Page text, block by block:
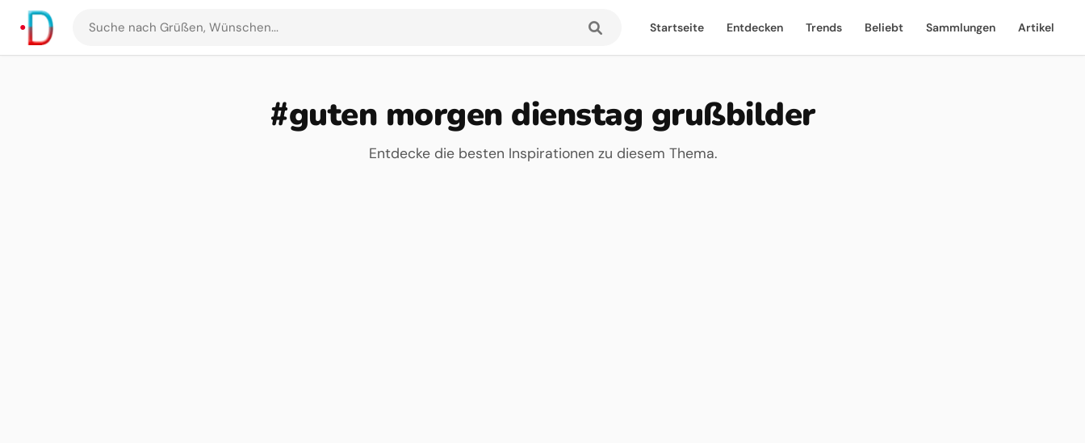
Suche
nach
Startseite Entdecken Trends Beliebt Sammlungen Artikel
#guten morgen dienstag grußbilder
Entdecke die besten Inspirationen zu diesem Thema.